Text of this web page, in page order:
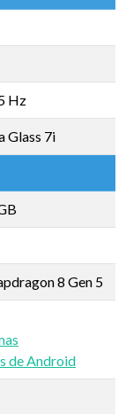
Hz
Glass 7i
8 Gen 5
de Android